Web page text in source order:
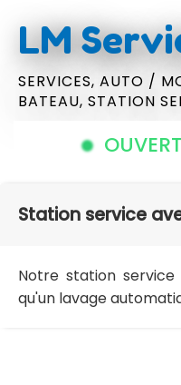
LM
SERVICES, AUTO /
BATEAU, STATION
Station service
Notre station
qu'un lavage